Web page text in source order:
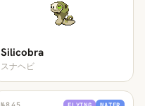
Silicobra
スナヘビ